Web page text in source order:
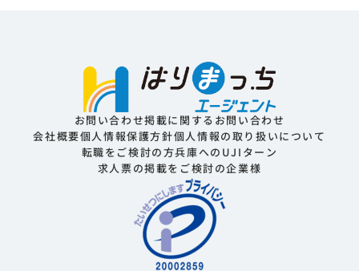
お問い合わせ掲載に関するお問い合わせ
会社概要個人情報保護方針個人情報の取り扱いについて
転職をご検討の方兵庫へのUJIターン
求人票の掲載をご検討の企業様